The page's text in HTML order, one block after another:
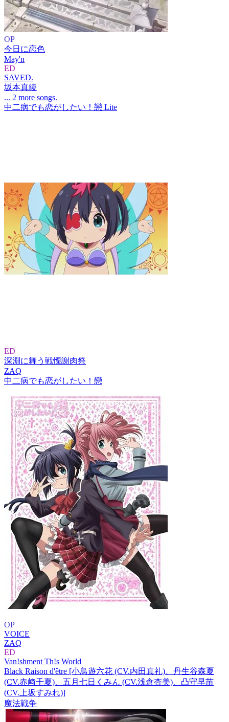
OP
今日に恋色
May'n
ED
SAVED.
坂本真綾
... 2 more songs.
中二病でも恋がしたい！戀 Lite
ED
深淵に舞う戦慄謝肉祭
ZAQ
中二病でも恋がしたい！戀
OP
VOICE
ZAQ
ED
Van!shment Th!s World
Black Raison d'être [小鳥遊六花 (CV.内田真礼)、丹生谷森夏
(CV.赤﨑千夏)、五月七日くみん (CV.浅倉杏美)、凸守早苗
(CV.上坂すみれ)]
魔法戦争